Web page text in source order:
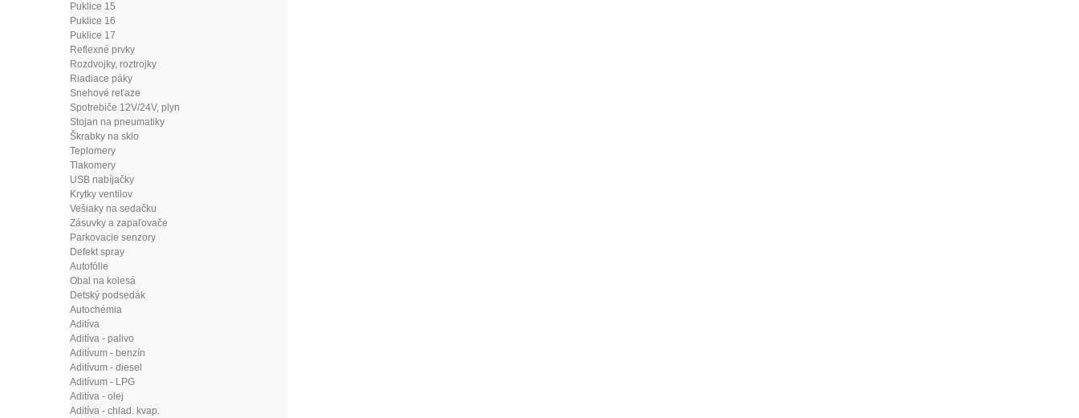
Puklice 15
Puklice 16
Puklice 17
Reflexné prvky
Rozdvojky, roztrojky
Riadiace páky
Snehové reťaze
Spotrebiče 12V/24V, plyn
Stojan na pneumatiky
Škrabky na sklo
Teplomery
Tlakomery
USB nabíjačky
Krytky ventilov
Vešiaky na sedačku
Zásuvky a zapaľovače
Parkovacie senzory
Defekt spray
Autofólie
Obal na kolesá
Detský podsedák
Autochémia
Aditíva
Aditíva - palivo
Aditívum - benzín
Aditívum - diesel
Aditívum - LPG
Aditíva - olej
Aditíva - chlad. kvap.